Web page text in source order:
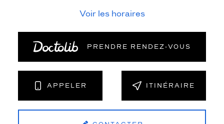
Voir les horaires
PRENDRE RENDEZ‑VOUS
APPELER ITINÉRAIRE